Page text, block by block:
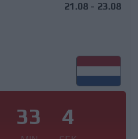
21.08 - 23.08
33 4